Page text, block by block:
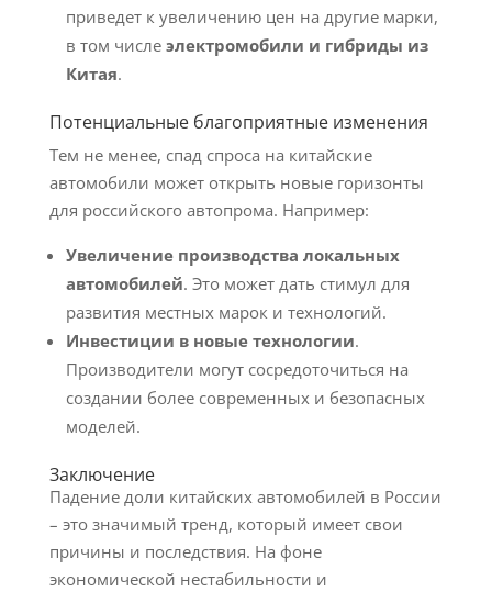
приведет к увеличению цен на другие марки,
в том числе электромобили и гибриды из
Китая.
Потенциальные благоприятные изменения
Тем не менее, спад спроса на китайские
автомобили может открыть новые горизонты
для российского автопрома. Например:
Увеличение производства локальных
автомобилей. Это может дать стимул для
развития местных марок и технологий.
Инвестиции в новые технологии.
Производители могут сосредоточиться на
создании более современных и безопасных
моделей.
Заключение
Падение доли китайских автомобилей в России
– это значимый тренд, который имеет свои
причины и последствия. На фоне
экономической нестабильности и